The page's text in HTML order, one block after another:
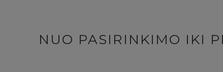
NUO PASIRINKIMO IKI